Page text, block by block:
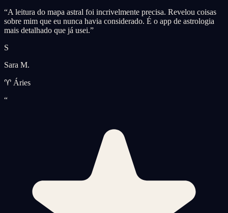
“A leitura do mapa astral foi incrivelmente precisa. Revelou coisas
sobre mim que eu nunca havia considerado. É o app de astrologia
mais detalhado que já usei.”
S
Sara M.
♈ Áries
“